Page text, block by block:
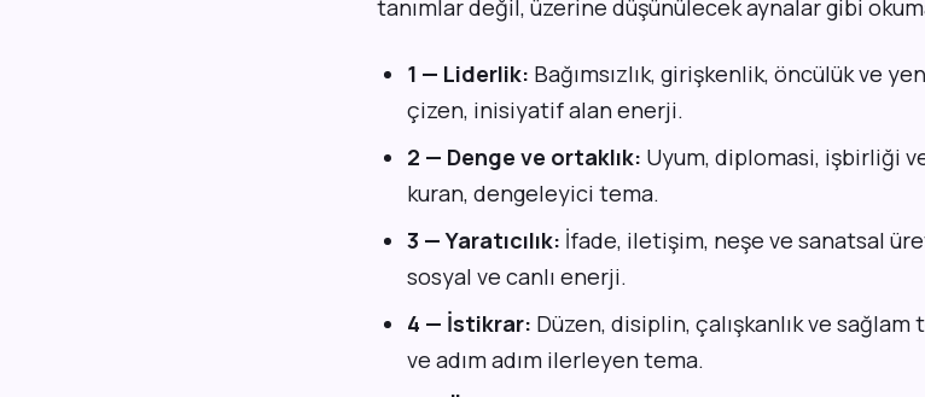
tanımlar değil, üzerine düşünülecek aynalar gibi
1 — Liderlik: Bağımsızlık, girişkenlik, öncülük ve
çizen, inisiyatif alan enerji.
2 — Denge ve ortaklık: Uyum, diplomasi, işbirliği
kuran, dengeleyici tema.
3 — Yaratıcılık: İfade, iletişim, neşe ve sanatsal
sosyal ve canlı enerji.
4 — İstikrar: Düzen, disiplin, çalışkanlık ve
ve adım adım ilerleyen tema.